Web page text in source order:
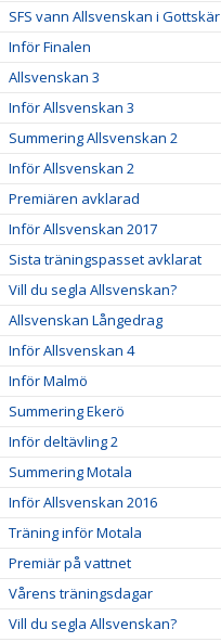
SFS vann Allsvenskan i Gottskär
Inför Finalen
Allsvenskan 3
Inför Allsvenskan 3
Summering Allsvenskan 2
Inför Allsvenskan 2
Premiären avklarad
Inför Allsvenskan 2017
Sista träningspasset avklarat
Vill du segla Allsvenskan?
Allsvenskan Långedrag
Inför Allsvenskan 4
Inför Malmö
Summering Ekerö
Inför deltävling 2
Summering Motala
Inför Allsvenskan 2016
Träning inför Motala
Premiär på vattnet
Vårens träningsdagar
Vill du segla Allsvenskan?